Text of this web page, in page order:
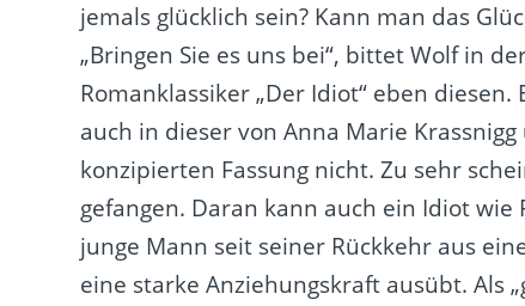
jemals glücklich sein? Kann man das
„Bringen Sie es uns bei“, bittet Wolf in
Romanklassiker „Der Idiot“ eben
auch in dieser von Anna Marie
konzipierten Fassung nicht. Zu sehr
gefangen. Daran kann auch ein Idiot
junge Mann seit seiner Rückkehr aus
eine starke Anziehungskraft ausübt. Als